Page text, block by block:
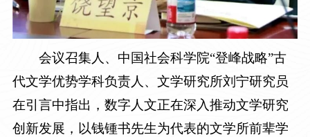
会议召集人、中国社会科学院“登峰战略”古
代文学优势学科负责人、文学研究所刘宁研究员
在引言中指出，数字人文正在深入推动文学研究
创新发展，以钱锺书先生为代表的文学所前辈学